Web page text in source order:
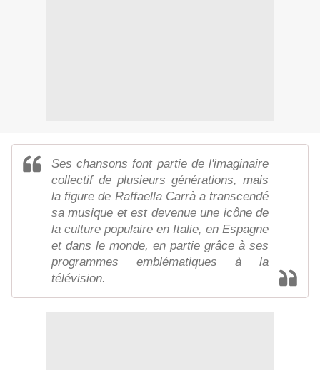
Ses chansons font partie de l'imaginaire
collectif de plusieurs générations, mais
la figure de Raffaella Carrà a transcendé
sa musique et est devenue une icône de
la culture populaire en Italie, en Espagne
et dans le monde, en partie grâce à ses
programmes emblématiques à la
télévision.